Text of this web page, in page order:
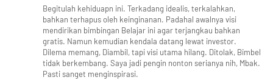
Begitulah kehiduapn ini. Terkadang idealis, terkalahkan,
bahkan terhapus oleh keinginanan. Padahal awalnya visi
mendirikan bimbingan Belajar ini agar terjangkau bahkan
gratis. Namun kemudian kendala datang lewat investor.
Dilema memang, Diambil, tapi visi utama hilang. Ditolak, Bimbel
tidak berkembang. Saya jadi pengin nonton serianya nih, Mbak.
Pasti sanget menginspirasi.